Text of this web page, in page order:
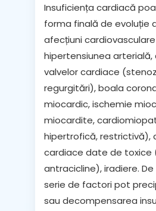
Insuficiența cardiacă
forma finală de evoluție
afecțiuni
hipertensiunea arterială,
valvelor cardiace
regurgitări), boala
miocardic, ischemie
miocardite,
hipertrofică, restrictivă),
cardiace date de toxice
antracicline), iradiere.
serie de factori pot
sau decompensarea